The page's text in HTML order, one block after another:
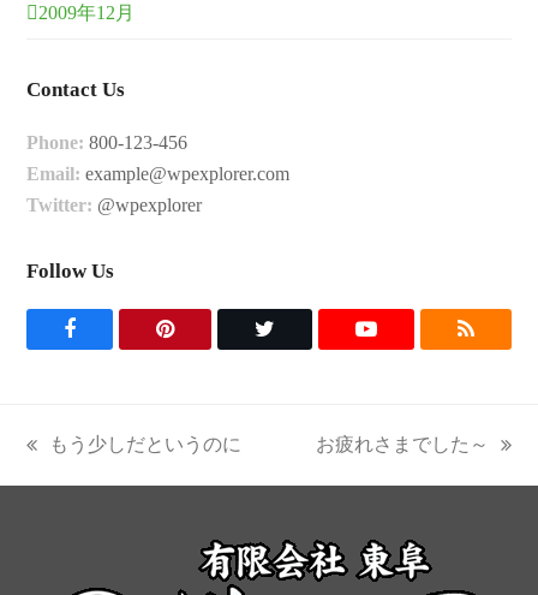
2009年12月
Contact Us
Phone: 800-123-456
Email: example@wpexplorer.com
Twitter: @wpexplorer
Follow Us
F
c
P
T
e
Y
b
R
previous
post:
もう少しだというのに
next
post:
お疲れさまでした～